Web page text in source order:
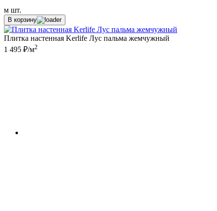
м шт.
В корзину
Плитка настенная Kerlife Лус пальма жемчужный
1 495 ₽/м2